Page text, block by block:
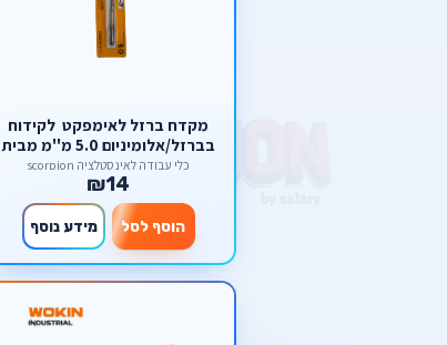
מקדח ברזל לאימפקט לקידוח
בברזל/אלומיניום 5.0 מ''מ מבית
welloo
כלי עבודה לאינסטלציה scorpion
₪14
הוסף לסל מידע נוסף